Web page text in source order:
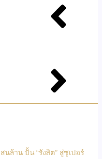
นล้าน ปั้น “รังสิต” สู่ซูเปอร์